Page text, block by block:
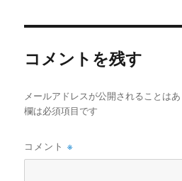
コメントを残す
メールアドレスが公開されることはあ
欄は必須項目です
コメント※